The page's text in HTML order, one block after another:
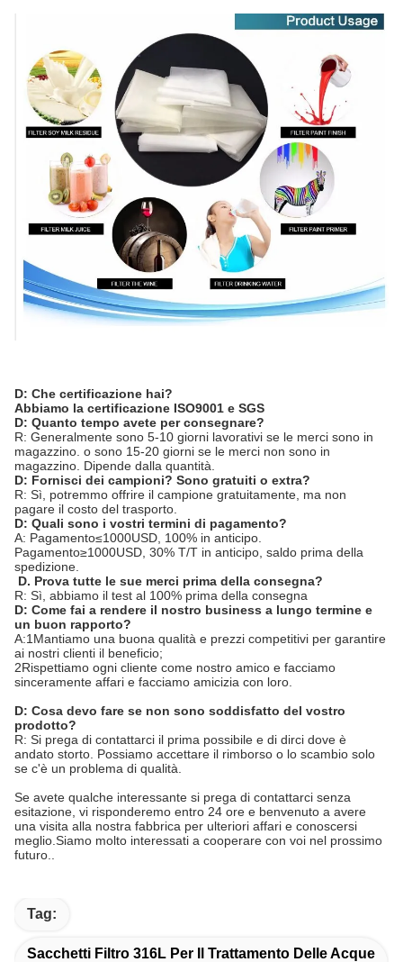
D: Che certificazione hai?
Abbiamo la certificazione ISO9001 e SGS
D: Quanto tempo avete per consegnare?
R: Generalmente sono 5-10 giorni lavorativi se le merci sono in
magazzino. o sono 15-20 giorni se le merci non sono in
magazzino. Dipende dalla quantità.
D: Fornisci dei campioni? Sono gratuiti o extra?
R: Sì, potremmo offrire il campione gratuitamente, ma non
pagare il costo del trasporto.
D: Quali sono i vostri termini di pagamento?
A: Pagamento≤1000USD, 100% in anticipo.
Pagamento≥1000USD, 30% T/T in anticipo, saldo prima della
spedizione.
D. Prova tutte le sue merci prima della consegna?
R: Sì, abbiamo il test al 100% prima della consegna
D: Come fai a rendere il nostro business a lungo termine e
un buon rapporto?
A:1Mantiamo una buona qualità e prezzi competitivi per garantire
ai nostri clienti il beneficio;
2Rispettiamo ogni cliente come nostro amico e facciamo
sinceramente affari e facciamo amicizia con loro.
D: Cosa devo fare se non sono soddisfatto del vostro
prodotto?
R: Si prega di contattarci il prima possibile e di dirci dove è
andato storto. Possiamo accettare il rimborso o lo scambio solo
se c'è un problema di qualità.
Se avete qualche interessante si prega di contattarci senza
esitazione, vi risponderemo entro 24 ore e benvenuto a avere
una visita alla nostra fabbrica per ulteriori affari e conoscersi
meglio.Siamo molto interessati a cooperare con voi nel prossimo
futuro..
Tag:
Sacchetti Filtro 316L Per Il Trattamento Delle Acque